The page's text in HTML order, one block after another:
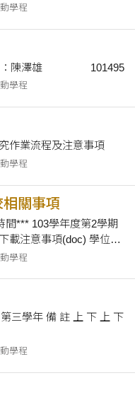
去聽校內外的演講、旁
重視，
學程
第十一屆 專題學生名單 指導老師：陳澤雄 101495
學程
作業流程及注意事項
學程
關事項
意事項(doc) 學位論
學程
學程